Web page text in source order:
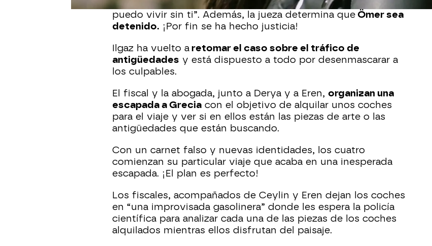
Ceylin consigue queIlgaz quede libre: “Lo he hecho porque no
puedo vivir sin ti”. Además, la jueza determina que Ömer sea
detenido. ¡Por fin se ha hecho justicia!
Ilgaz ha vuelto a retomar el caso sobre el tráfico de
antigüedades y está dispuesto a todo por desenmascarar a
los culpables.
El fiscal y la abogada, junto a Derya y a Eren, organizan una
escapada a Grecia con el objetivo de alquilar unos coches
para el viaje y ver si en ellos están las piezas de arte o las
antigüedades que están buscando.
Con un carnet falso y nuevas identidades, los cuatro
comienzan su particular viaje que acaba en una inesperada
escapada. ¡El plan es perfecto!
Los fiscales, acompañados de Ceylin y Eren dejan los coches
en “una improvisada gasolinera” donde les espera la policía
científica para analizar cada una de las piezas de los coches
alquilados mientras ellos disfrutan del paisaje.